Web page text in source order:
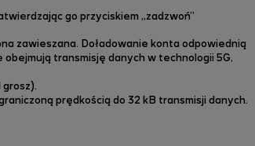
go przyciskiem „zadzwoń”
zawieszana. Doładowanie konta odpowiednią
transmisję danych w technologii 5G,
prędkością do 32 kB transmisji danych.